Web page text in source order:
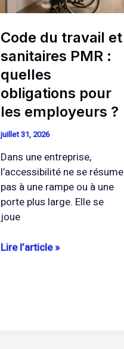
Code du travail et
sanitaires PMR :
quelles
obligations pour
les employeurs ?
juillet 31, 2026
Dans une entreprise,
l’accessibilité ne se résume
pas à une rampe ou à une
porte plus large. Elle se
joue
obligations
pour
employeurs
?
Lire l’article »